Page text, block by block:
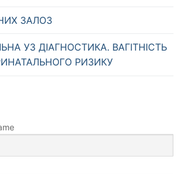
ЗАЛОЗ
УЗ ДІАГНОСТИКА. ВАГІТНІСТЬ
РИЗИКУ